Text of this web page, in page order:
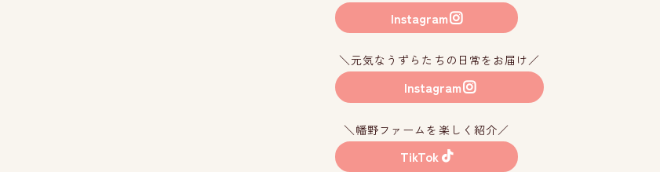
Instagram
＼元気なうずらたちの日常をお届け／
Instagram
＼幡野ファームを楽しく紹介／
TikTok